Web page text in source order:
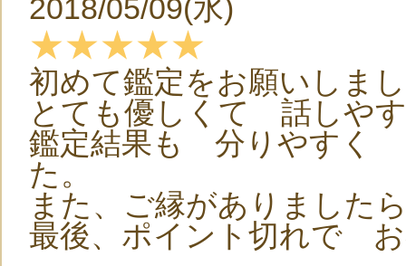
2018/05/09(水)
★★★★★
初めて鑑定をお願いしま
とても優しくて 話しや
鑑定結果も 分りやすく
た。
また、ご縁がありました
最後、ポイント切れで